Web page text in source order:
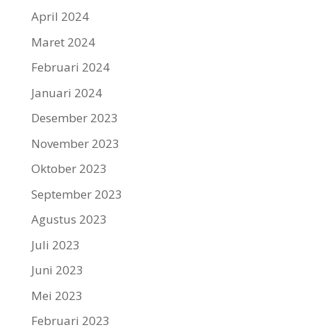
April 2024
Maret 2024
Februari 2024
Januari 2024
Desember 2023
November 2023
Oktober 2023
September 2023
Agustus 2023
Juli 2023
Juni 2023
Mei 2023
Februari 2023